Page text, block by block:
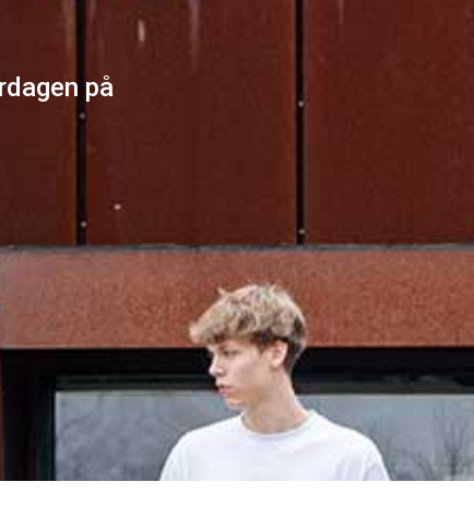
på